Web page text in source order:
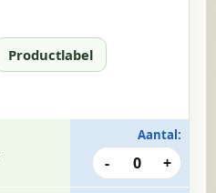
Productlabel
Aantal:
- 0 +